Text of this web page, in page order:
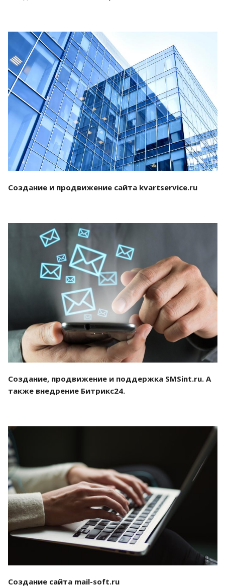
Смотреть проект
Создание и продвижение сайта kvartservice.ru
Смотреть проект
Создание, продвижение и поддержка SMSint.ru. А
также внедрение Битрикс24.
Смотреть проект
Создание сайта mail-soft.ru